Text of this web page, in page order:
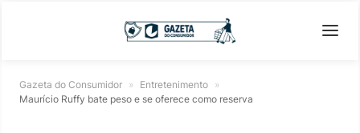
Gazeta do Consumidor » Entretenimento »
Maurício Ruffy bate peso e se oferece como reserva